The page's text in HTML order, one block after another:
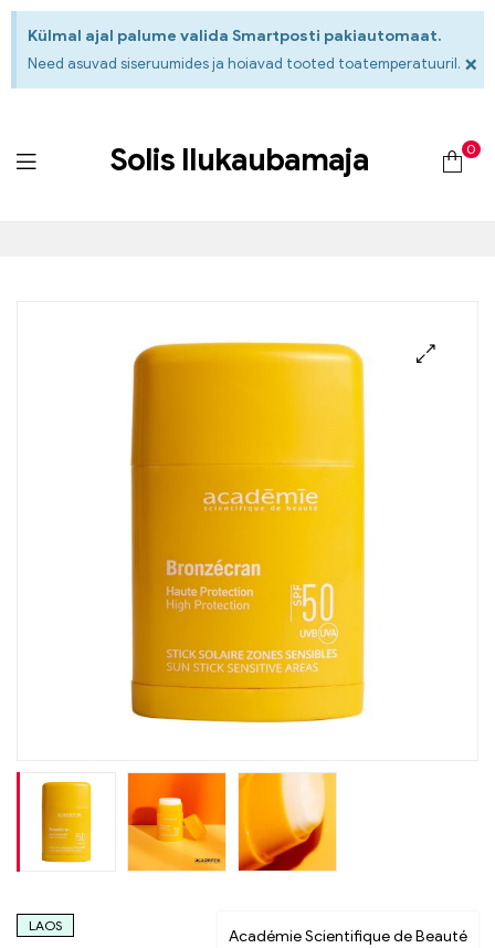
Külmal ajal palume valida Smartposti pakiautomaat.
Need asuvad siseruumides ja hoiavad tooted toatemperatuuril. ×
Solis Ilukaubamaja 0
Académie Scientifique de Beauté
LAOS